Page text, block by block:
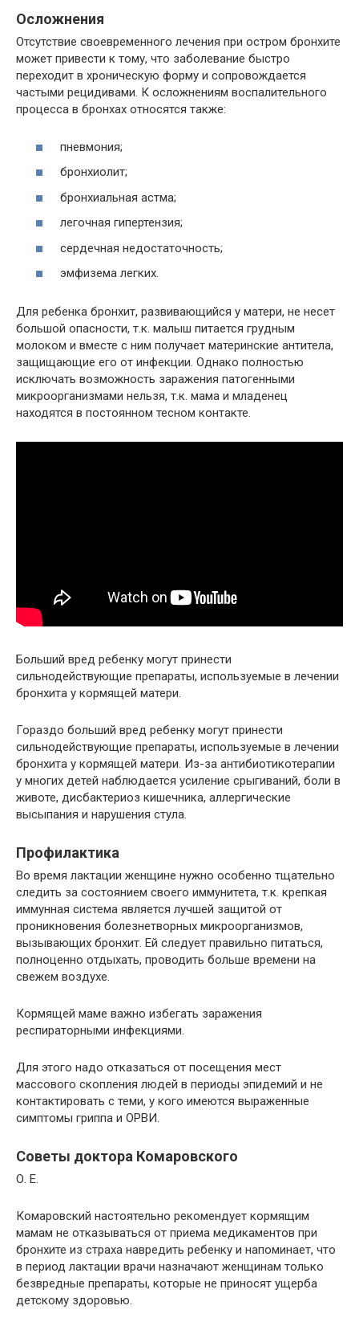
Осложнения
Отсутствие своевременного лечения при остром бронхите
может привести к тому, что заболевание быстро
переходит в хроническую форму и сопровождается
частыми рецидивами. К осложнениям воспалительного
процесса в бронхах относятся также:
пневмония;
бронхиолит;
бронхиальная астма;
легочная гипертензия;
сердечная недостаточность;
эмфизема легких.
Для ребенка бронхит, развивающийся у матери, не несет
большой опасности, т.к. малыш питается грудным
молоком и вместе с ним получает материнские антитела,
защищающие его от инфекции. Однако полностью
исключать возможность заражения патогенными
микроорганизмами нельзя, т.к. мама и младенец
находятся в постоянном тесном контакте.
Больший вред ребенку могут принести
сильнодействующие препараты, используемые в лечении
бронхита у кормящей матери.
Гораздо больший вред ребенку могут принести
сильнодействующие препараты, используемые в лечении
бронхита у кормящей матери. Из-за антибиотикотерапии
у многих детей наблюдается усиление срыгиваний, боли в
животе, дисбактериоз кишечника, аллергические
высыпания и нарушения стула.
Профилактика
Во время лактации женщине нужно особенно тщательно
следить за состоянием своего иммунитета, т.к. крепкая
иммунная система является лучшей защитой от
проникновения болезнетворных микроорганизмов,
вызывающих бронхит. Ей следует правильно питаться,
полноценно отдыхать, проводить больше времени на
свежем воздухе.
Кормящей маме важно избегать заражения
респираторными инфекциями.
Для этого надо отказаться от посещения мест
массового скопления людей в периоды эпидемий и не
контактировать с теми, у кого имеются выраженные
симптомы гриппа и ОРВИ.
Советы доктора Комаровского
О. Е.
Комаровский настоятельно рекомендует кормящим
мамам не отказываться от приема медикаментов при
бронхите из страха навредить ребенку и напоминает, что
в период лактации врачи назначают женщинам только
безвредные препараты, которые не приносят ущерба
детскому здоровью.